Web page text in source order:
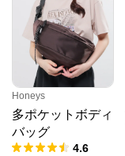
Honeys
多ポケットボディ
バッグ
4.6